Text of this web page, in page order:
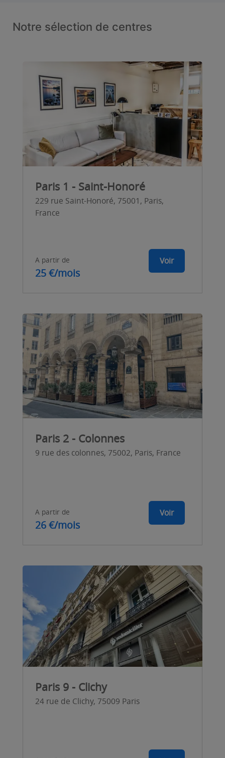
Notre sélection de centres
Paris 1 - Saint-Honoré
229 rue Saint-Honoré, 75001, Paris,
France
A partir de
25 €/mois
Voir
Paris 2 - Colonnes
9 rue des colonnes, 75002, Paris, France
A partir de
26 €/mois
Voir
Paris 9 - Clichy
24 rue de Clichy, 75009 Paris